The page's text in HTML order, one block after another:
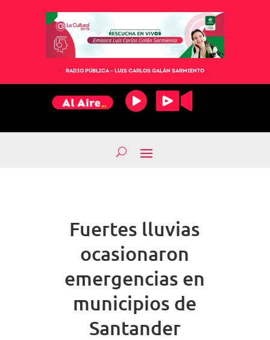
RADIO PÚBLICA – LUIS CARLOS GALÁN SARMIENTO
Fuertes lluvias
ocasionaron
emergencias en
municipios de
Santander